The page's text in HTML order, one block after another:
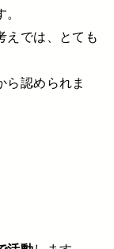
えでは、とても
認められま